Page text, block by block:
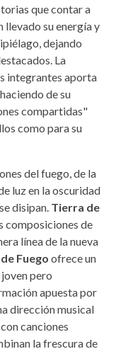
que contar a
llevado su energía y
dejando
La
integrantes aporta
de su
compartidas"
como para su
del fuego, de la
luz en la oscuridad
disipan. Tierra de
composiciones de
línea de la nueva
Fuego ofrece un
pero
apuesta por
dirección musical
canciones
la frescura de